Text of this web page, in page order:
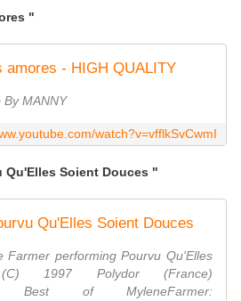
"
amores - HIGH QUALITY
By MANNY
watch?v=vfflkSvCwmI
Qu'Elles Soient Douces "
Qu'Elles Soient Douces
Farmer performing Pourvu Qu'Elles
1997 Polydor (France)
Best of MyleneFarmer: